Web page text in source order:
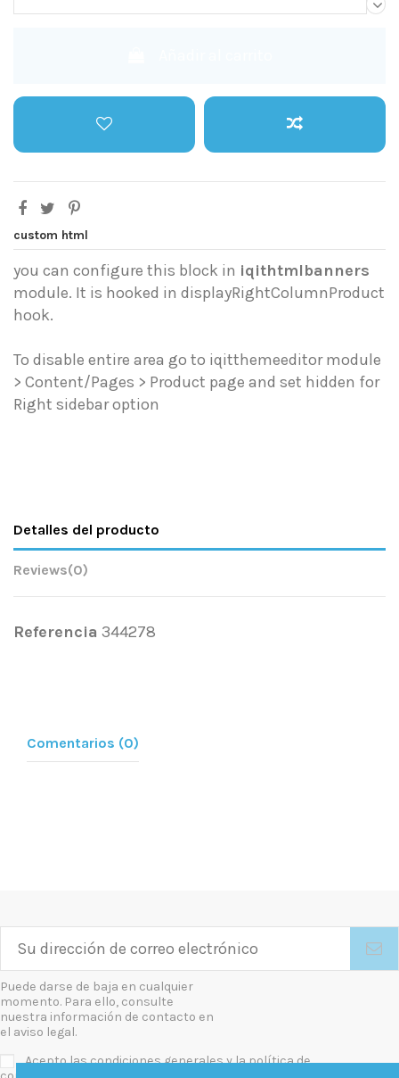
custom html
you can configure this block in iqithtmlbanners
module. It is hooked in displayRightColumnProduct
hook.
To disable entire area go to iqitthemeeditor module
> Content/Pages > Product page and set hidden for
Right sidebar option
Detalles del producto
Reviews(0)
Referencia 344278
Comentarios (0)
Puede darse de baja en cualquier
momento. Para ello, consulte
nuestra información de contacto en
el aviso legal.
Acepto las condiciones generales y la política de